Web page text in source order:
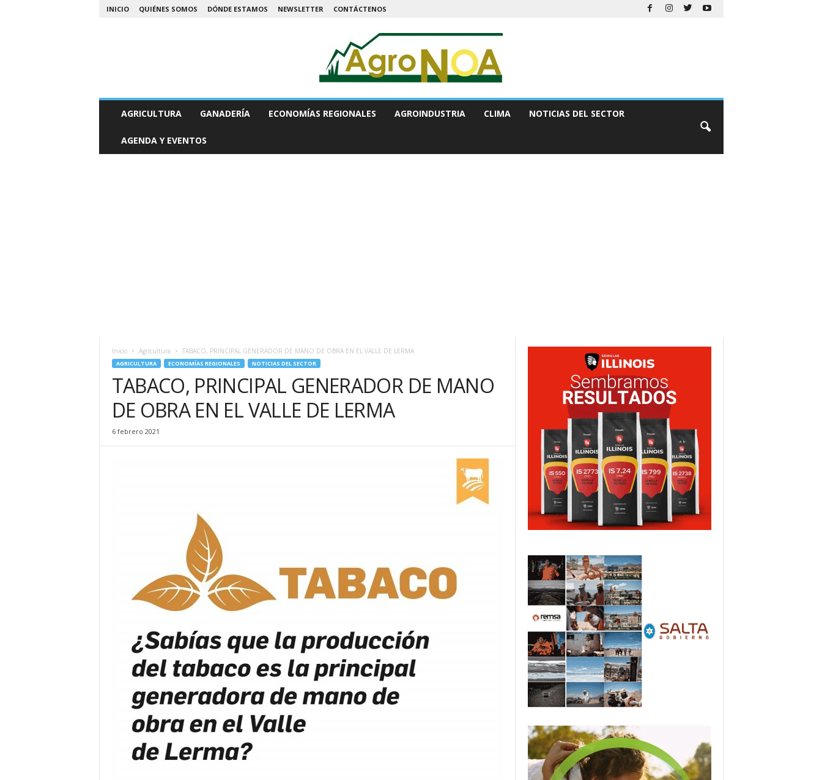
INICIO QUIÉNES SOMOS DÓNDE ESTAMOS NEWSLETTER CONTÁCTENOS
N
AGRICULTURA GANADERÍA ECONOMÍAS REGIONALES AGROINDUSTRIA CLIMA NOTICIAS DEL SECTOR
AGENDA Y EVENTOS
Inicio Agricultura TABACO, PRINCIPAL GENERADOR DE MANO DE OBRA EN EL VALLE DE LERMA
AGRICULTURA ECONOMÍAS REGIONALES NOTICIAS DEL SECTOR
TABACO, PRINCIPAL GENERADOR DE MANO
DE OBRA EN EL VALLE DE LERMA
6 febrero 2021